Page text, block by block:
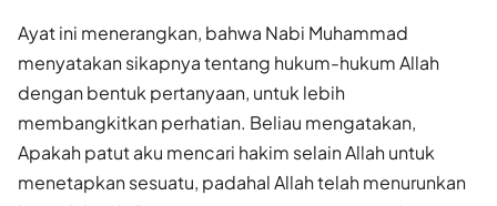
Ayat ini menerangkan, bahwa Nabi Muhammad
menyatakan sikapnya tentang hukum-hukum Allah
dengan bentuk pertanyaan, untuk lebih
membangkitkan perhatian. Beliau mengatakan,
Apakah patut aku mencari hakim selain Allah untuk
menetapkan sesuatu, padahal Allah telah menurunkan